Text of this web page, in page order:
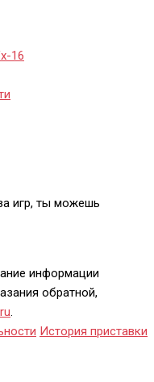
16
игр, ты можешь
информации
обратной,
.
История приставки